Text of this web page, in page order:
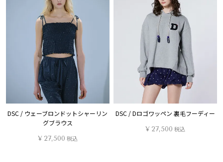
DSC / ウェーブロンドットシャーリン
グブラウス
¥ 27,500 税込
DSC / Dロゴワッペン 裏毛フーディー
¥ 27,500 税込